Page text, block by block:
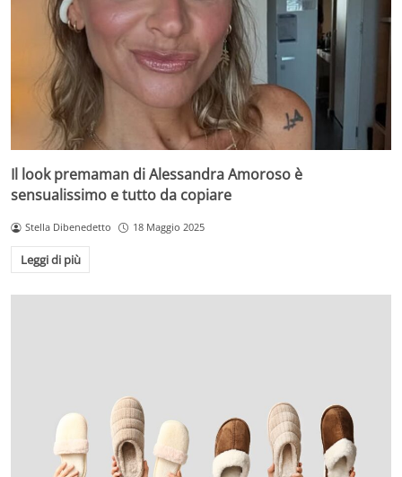
Il look premaman di Alessandra Amoroso è
sensualissimo e tutto da copiare
Stella Dibenedetto 18 Maggio 2025
Leggi di più